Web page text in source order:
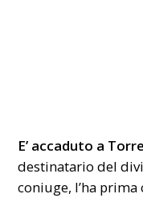
E’ accaduto a
destinatario del
coniuge, l’ha